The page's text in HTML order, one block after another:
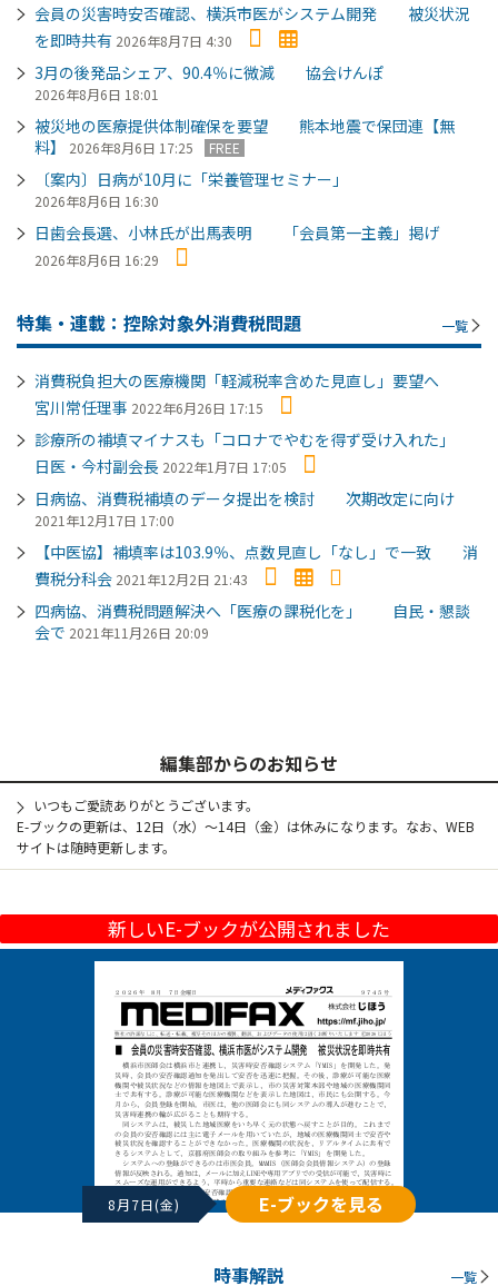
会員の災害時安否確認、横浜市医がシステム開発 被災状況
を即時共有 2026年8月7日 4:30
3月の後発品シェア、90.4％に微減 協会けんぽ
2026年8月6日 18:01
被災地の医療提供体制確保を要望 熊本地震で保団連【無
料】
2026年8月6日 17:25 FREE
〔案内〕日病が10月に「栄養管理セミナー」
2026年8月6日 16:30
日歯会長選、小林氏が出馬表明 「会員第一主義」掲げ
2026年8月6日 16:29
特集・連載：控除対象外消費税問題 一覧
消費税負担大の医療機関「軽減税率含めた見直し」要望へ
宮川常任理事 2022年6月26日 17:15
診療所の補填マイナスも「コロナでやむを得ず受け入れた」
日医・今村副会長 2022年1月7日 17:05
日病協、消費税補填のデータ提出を検討 次期改定に向け
2021年12月17日 17:00
【中医協】補填率は103.9％、点数見直し「なし」で一致 消
費税分科会 2021年12月2日 21:43
四病協、消費税問題解決へ「医療の課税化を」 自民・懇談
会で 2021年11月26日 20:09
編集部からのお知らせ
いつもご愛読ありがとうございます。
E-ブックの更新は、12日（水）～14日（金）は休みになります。なお、WEB
サイトは随時更新します。
新しいE-ブックが公開されました
8月7日(金) E-ブックを見る
時事解説 一覧